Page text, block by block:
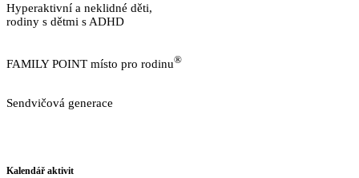
Hyperaktivní a neklidné děti,
rodiny s dětmi s ADHD
FAMILY POINT místo pro rodinu®
Sendvičová generace
Kalendář aktivit